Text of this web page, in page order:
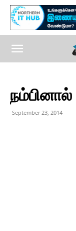
September 23, 2014